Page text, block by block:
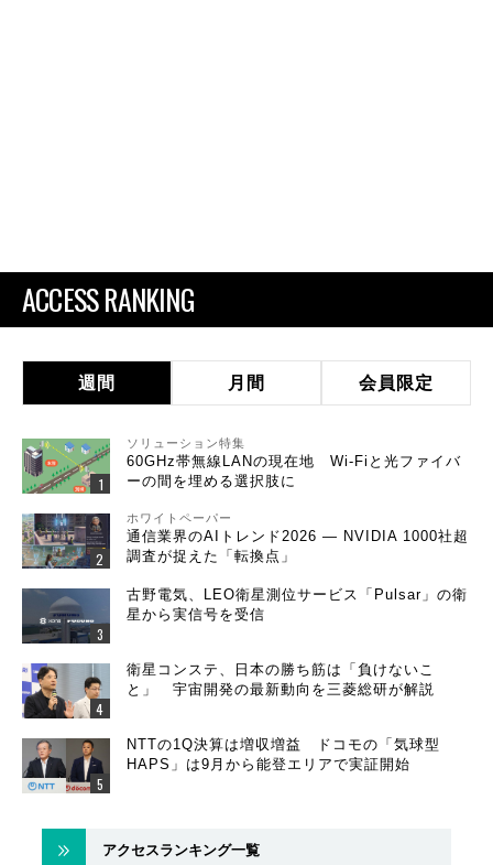
ACCESS RANKING
週間 月間 会員限定
ソリューション特集
60GHz帯無線LANの現在地 Wi-Fiと光ファイバ
ーの間を埋める選択肢に
ホワイトペーパー
通信業界のAIトレンド2026 ― NVIDIA 1000社超
調査が捉えた「転換点」
古野電気、LEO衛星測位サービス「Pulsar」の衛
星から実信号を受信
衛星コンステ、日本の勝ち筋は「負けないこ
と」 宇宙開発の最新動向を三菱総研が解説
NTTの1Q決算は増収増益 ドコモの「気球型
HAPS」は9月から能登エリアで実証開始
アクセスランキング一覧